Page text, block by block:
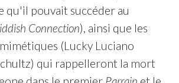
qu'il pouvait succéder au
Connection), ainsi que les
(Lucky Luciano
qui rappelleront la mort